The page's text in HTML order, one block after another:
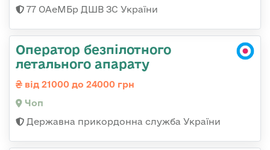
77 ОАеМБр ДШВ ЗС України
Оператор безпілотного
летального апарату
від 21000 до 24000 грн
Чоп
Державна прикордонна служба України